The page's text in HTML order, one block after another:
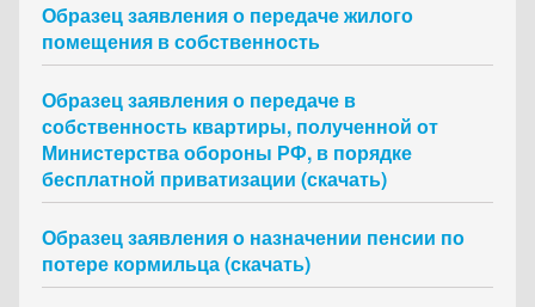
Образец заявления о передаче жилого
помещения в собственность
Образец заявления о передаче в
собственность квартиры, полученной от
Министерства обороны РФ, в порядке
бесплатной приватизации (скачать)
Образец заявления о назначении пенсии по
потере кормильца (скачать)